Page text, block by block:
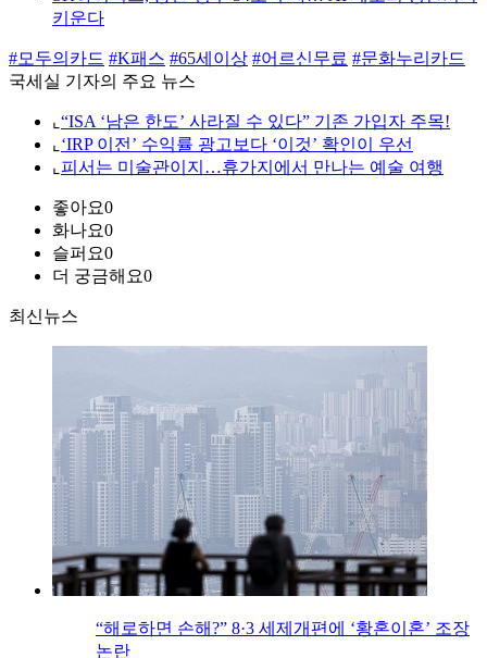
키운다
#모두의카드 #K패스 #65세이상 #어르신무료 #문화누리카드
국세실 기자의 주요 뉴스
⌞ “ISA ‘남은 한도’ 사라질 수 있다” 기존 가입자 주목!
⌞ ‘IRP 이전’ 수익률 광고보다 ‘이것’ 확인이 우선
⌞ 피서는 미술관이지…휴가지에서 만나는 예술 여행
좋아요0
화나요0
슬퍼요0
더 궁금해요0
최신뉴스
“해로하면 손해?” 8·3 세제개편에 ‘황혼이혼’ 조장
논란